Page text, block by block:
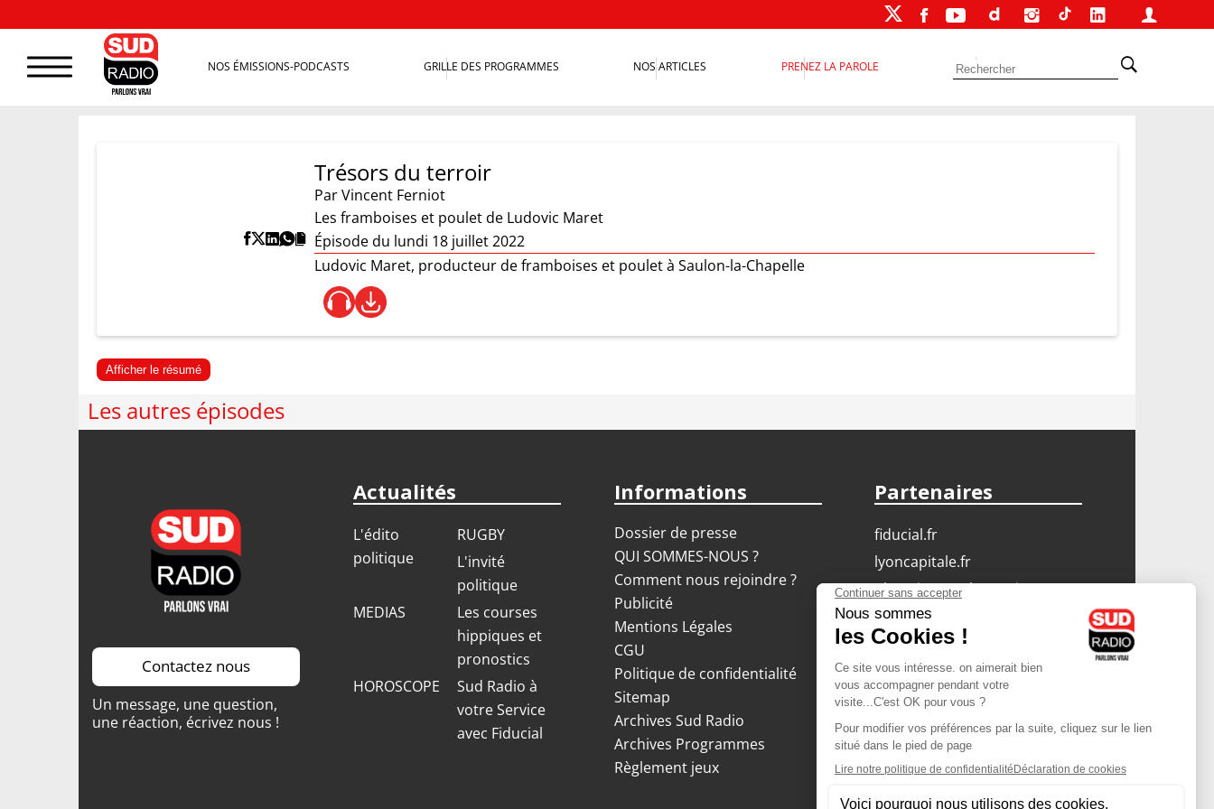
NOS ÉMISSIONS-PODCASTS GRILLE DES PROGRAMMES NOS ARTICLES PRENEZ LA PAROLE
Trésors du terroir
ParVincent Ferniot
Les framboises et poulet de Ludovic Maret
Épisode du lundi 18 juillet 2022
Ludovic Maret, producteur de framboises et poulet à Saulon-la-Chapelle
Afficher le résumé
Les autres épisodes
Contactez nous
Un message, une question,
une réaction, écrivez nous !
Actualités
L'édito
politique
RUGBY
L'invité
politique
MEDIAS
Les courses
hippiques et
pronostics
HOROSCOPE
Sud Radio à
votre Service
avec Fiducial
Informations
Dossier de presse
QUI SOMMES-NOUS ?
Comment nous rejoindre ?
Publicité
Mentions Légales
CGU
Politique de confidentialité
Sitemap
Archives Sud Radio
Archives Programmes
Règlement jeux
Partenaires
fiducial.fr
lyoncapitale.fr
olympique-et-lyonnais.com
L'application Iphone
/ Android
Téléchargez l'application
Les cookies